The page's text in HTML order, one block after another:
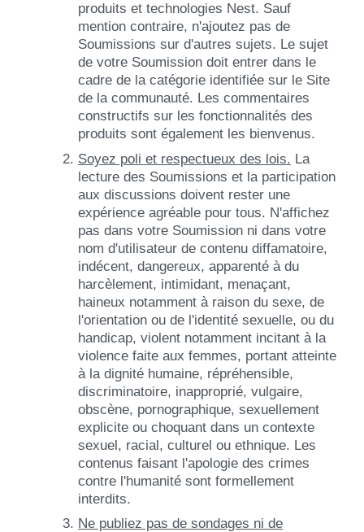
produits et technologies Nest. Sauf
mention contraire, n'ajoutez pas de
Soumissions sur d'autres sujets. Le sujet
de votre Soumission doit entrer dans le
cadre de la catégorie identifiée sur le Site
de la communauté. Les commentaires
constructifs sur les fonctionnalités des
produits sont également les bienvenus.
Soyez poli et respectueux des lois.
La
lecture des Soumissions et la participation
aux discussions doivent rester une
expérience agréable pour tous. N'affichez
pas dans votre Soumission ni dans votre
nom d'utilisateur de contenu diffamatoire,
indécent, dangereux, apparenté à du
harcèlement, intimidant, menaçant,
haineux notamment à raison du sexe, de
l'orientation ou de l'identité sexuelle, ou du
handicap, violent notamment incitant à la
violence faite aux femmes, portant atteinte
à la dignité humaine, répréhensible,
discriminatoire, inapproprié, vulgaire,
obscène, pornographique, sexuellement
explicite ou choquant dans un contexte
sexuel, racial, culturel ou ethnique. Les
contenus faisant l'apologie des crimes
contre l'humanité sont formellement
interdits.
Ne publiez pas de sondages ni de